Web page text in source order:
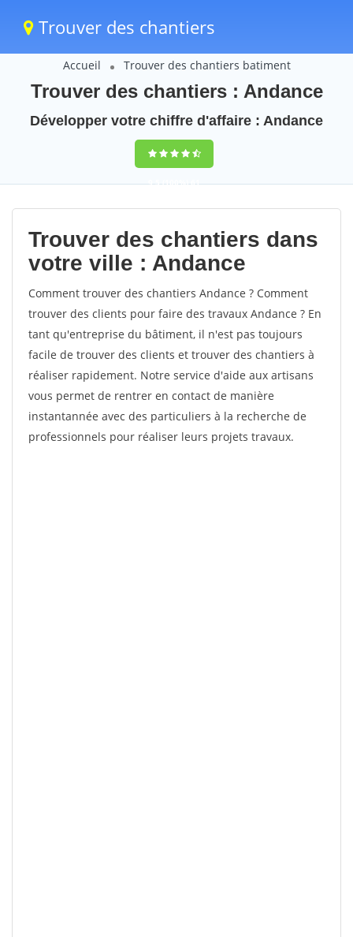
Trouver des chantiers
Accueil Trouver des chantiers batiment
Trouver des chantiers : Andance
Développer votre chiffre d'affaire : Andance
9,5(100%)61
votes
Trouver des chantiers dans
votre ville : Andance
Comment trouver des chantiers Andance ? Comment
trouver des clients pour faire des travaux Andance ? En
tant qu'entreprise du bâtiment, il n'est pas toujours
facile de trouver des clients et trouver des chantiers à
réaliser rapidement. Notre service d'aide aux artisans
vous permet de rentrer en contact de manière
instantannée avec des particuliers à la recherche de
professionnels pour réaliser leurs projets travaux.